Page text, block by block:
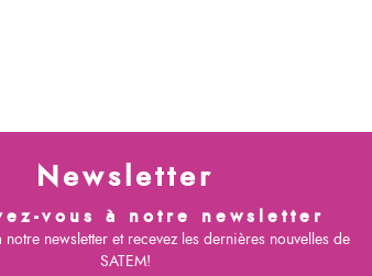
Newsletter
vous à notre newsletter
notre newsletter et recevez les dernières nouvelles de
SATEM!